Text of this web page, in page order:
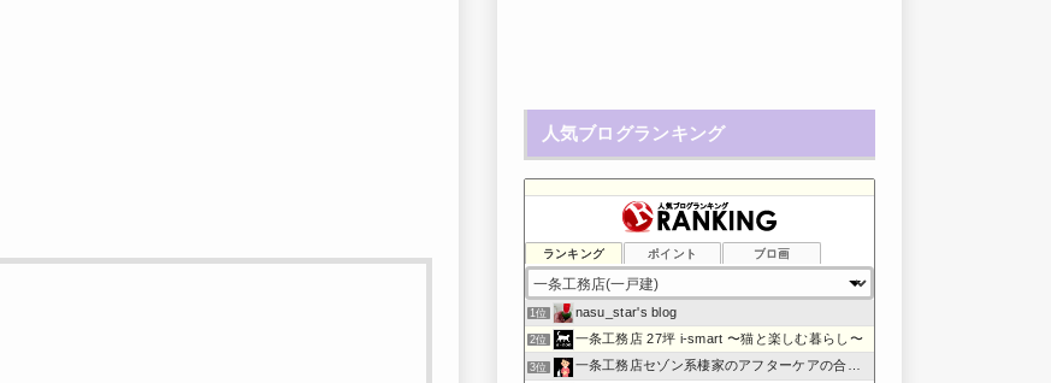
人気ブログランキング
ランキング ポイント ブロ画
1位 nasu_star's blog
2位 一条工務店 27坪 i-smart 〜猫と楽しむ暮らし〜
3位 一条工務店セゾン系棲家のアフターケアの合間に綴るブログ